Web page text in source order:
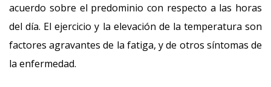
acuerdo sobre el predominio con respecto a las horas
del día. El ejercicio y la elevación de la temperatura son
factores agravantes de la fatiga, y de otros síntomas de
la enfermedad.